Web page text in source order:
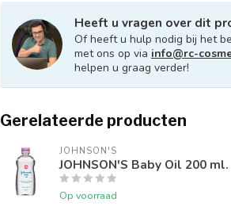
Heeft u vragen over dit
Of heeft u hulp nodig bij het
met ons op via info@rc-
helpen u graag verder!
Gerelateerde producten
JOHNSON'S
JOHNSON'S Baby Oil 200 ml.
Op voorraad